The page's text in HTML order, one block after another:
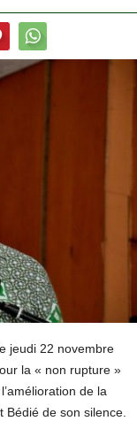
jeudi 22 novembre
la « non rupture »
de la
de son silence.